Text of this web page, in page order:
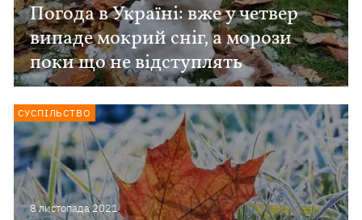
Погода в Україні: вже у четвер
випаде мокрий сніг, а морози
поки що не відступлять
8 листопада 2021
СУСПІЛЬСТВО